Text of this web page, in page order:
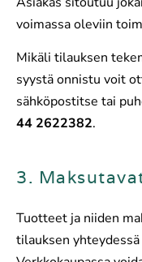
voimassa oleviin
Mikäli tilauksen
syystä onnistu voit
sähköpostitse tai
44 2622382.
3.
Tuotteet ja niiden
tilauksen